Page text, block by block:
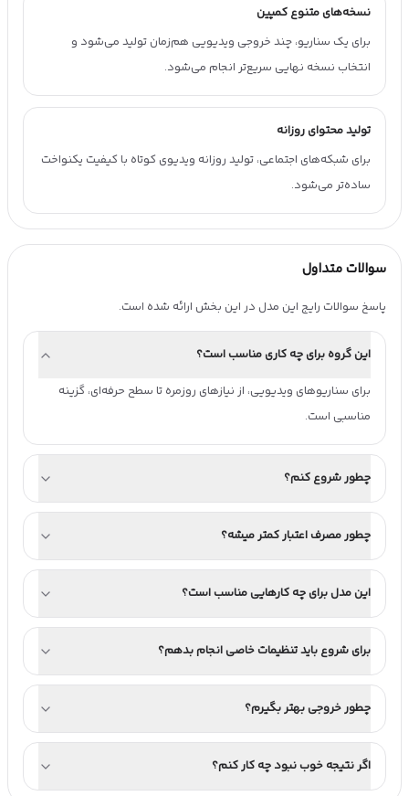
نسخه‌های متنوع کمپین
برای یک سناریو، چند خروجی ویدیویی هم‌زمان تولید می‌شود و
انتخاب نسخه نهایی سریع‌تر انجام می‌شود.
تولید محتوای روزانه
برای شبکه‌های اجتماعی، تولید روزانه ویدیوی کوتاه با کیفیت یکنواخت
ساده‌تر می‌شود.
سوالات متداول
پاسخ سوالات رایج این مدل در این بخش ارائه شده است.
این گروه برای چه کاری مناسب است؟
مناسبی است.
چطور شروع کنم؟
چطور مصرف اعتبار کمتر میشه؟
این مدل برای چه کارهایی مناسب است؟
برای شروع باید تنظیمات خاصی انجام بدهم؟
چطور خروجی بهتر بگیرم؟
اگر نتیجه خوب نبود چه کار کنم؟